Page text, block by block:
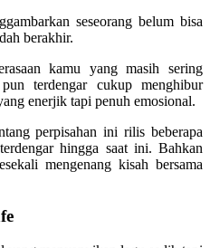
seseorang belum bisa
berakhir.
kamu yang masih sering
terdengar cukup menghibur
enerjik tapi penuh emosional.
perpisahan ini rilis beberapa
hingga saat ini. Bahkan
mengenang kisah bersama